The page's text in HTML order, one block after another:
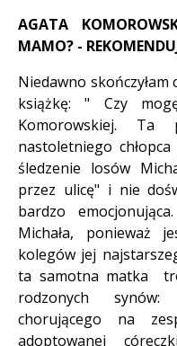
AGATA
MAMO? -
Niedawno
książkę: " Czy
Komorowskiej. Ta
nastoletniego
śledzenie losów
przez ulicę" i nie
bardzo
Michała, ponieważ
kolegów jej
ta samotna matka
rodzonych
chorującego na
adoptowanej